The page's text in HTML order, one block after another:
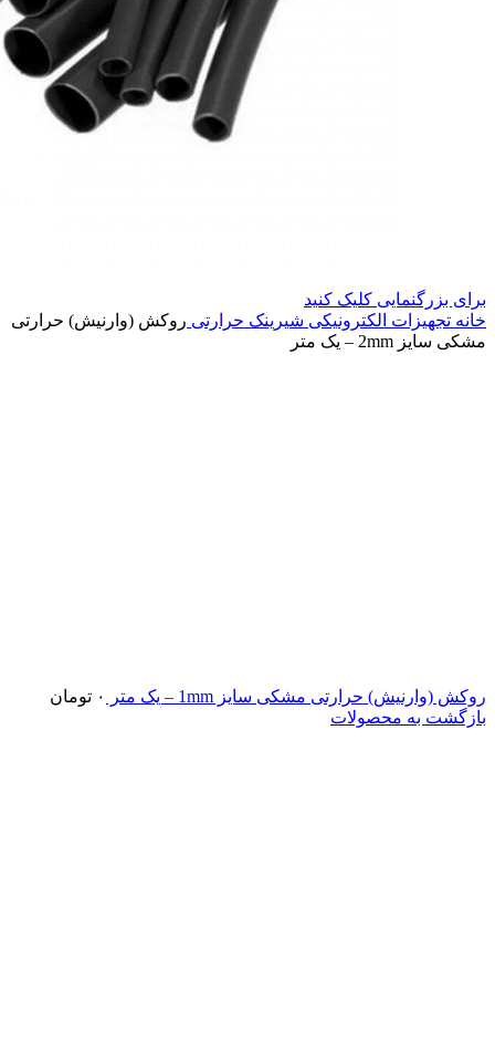
برای بزرگنمایی کلیک کنید
خانه تجهیزات الکترونیکی شیرینک حرارتی روکش (وارنیش) حرارتی
مشکی سایز 2mm – یک متر
روکش (وارنیش) حرارتی مشکی سایز 1mm – یک متر ۰ تومان
بازگشت به محصولات